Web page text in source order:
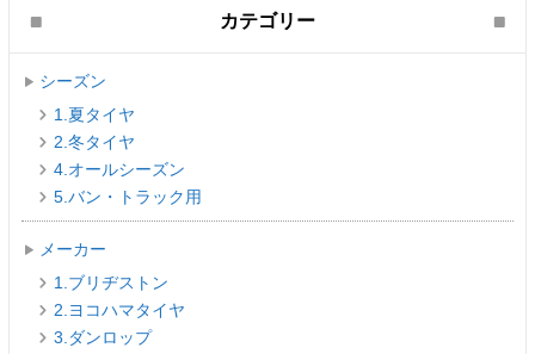
カテゴリー
シーズン
1.夏タイヤ
2.冬タイヤ
4.オールシーズン
5.バン・トラック用
メーカー
1.ブリヂストン
2.ヨコハマタイヤ
3.ダンロップ